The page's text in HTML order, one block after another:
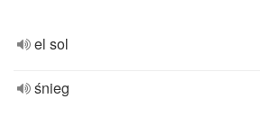
el sol
śnieg